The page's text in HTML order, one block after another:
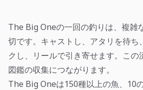
The Big Oneの一回の釣りは、複雑
切です。キャストし、アタリを待ち
クし、リールで引き寄せます。この
図鑑の収集につながります。
The Big Oneは150種以上の魚、10